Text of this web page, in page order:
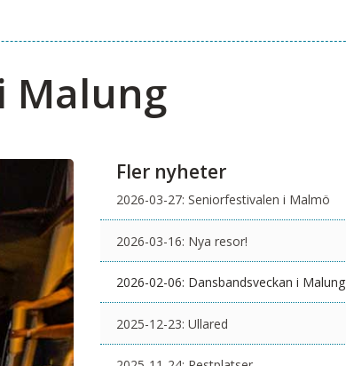
Malung
Fler nyheter
2026-03-27: Seniorfestivalen i Malmö
2026-03-16: Nya resor!
2026-02-06: Dansbandsveckan i Malung
2025-12-23: Ullared